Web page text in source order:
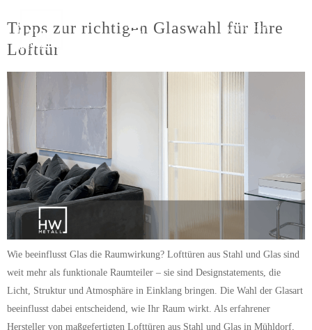
ANFRAGEN
Tipps zur richtigen Glaswahl für Ihre
Lofttür
Wie beeinflusst Glas die Raumwirkung? Lofttüren aus Stahl und Glas sind
weit mehr als funktionale Raumteiler – sie sind Designstatements, die
Licht, Struktur und Atmosphäre in Einklang bringen. Die Wahl der Glasart
beeinflusst dabei entscheidend, wie Ihr Raum wirkt. Als erfahrener
Hersteller von maßgefertigten Lofttüren aus Stahl und Glas in Mühldorf,